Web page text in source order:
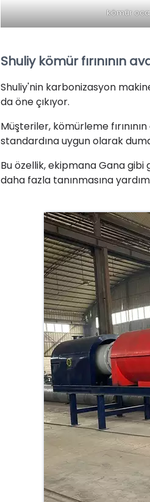
kömür
Shuliy kömür fırınının
Shuliy'nin karbonizasyon
da öne çıkıyor.
Müşteriler, kömürleme
standardına uygun olarak
Bu özellik, ekipmana Gana
daha fazla tanınmasına